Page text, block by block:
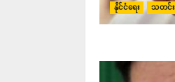
နိုင်ငံရေး သတင်း